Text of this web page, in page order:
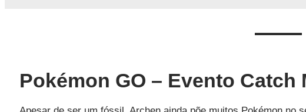
Pokémon GO – Evento Catch